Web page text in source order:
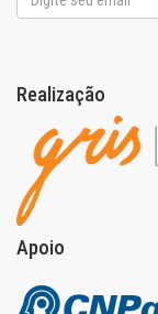
Realização
Apoio